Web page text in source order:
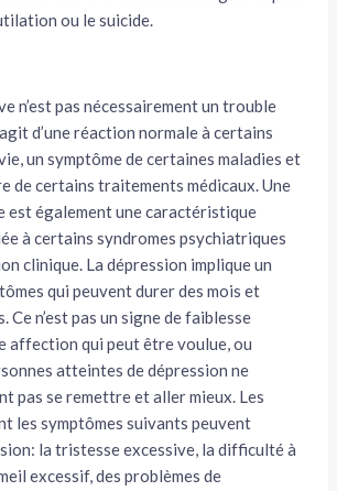
ou le suicide.
n’est pas nécessairement un trouble
d’une réaction normale à certains
un symptôme de certaines maladies et
de certains traitements médicaux. Une
est également une caractéristique
à certains syndromes psychiatriques
clinique. La dépression implique un
qui peuvent durer des mois et
Ce n’est pas un signe de faiblesse
affection qui peut être voulue, ou
atteintes de dépression ne
pas se remettre et aller mieux. Les
les symptômes suivants peuvent
la tristesse excessive, la difficulté à
excessif, des problèmes de